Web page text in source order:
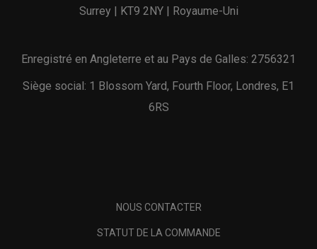
Surrey | KT9 2NY | Royaume-Uni
Enregistré en Angleterre et au Pays de Galles: 2756321
Siège social: 1 Blossom Yard, Fourth Floor, Londres, E1
6RS
NOUS CONTACTER
STATUT DE LA COMMANDE